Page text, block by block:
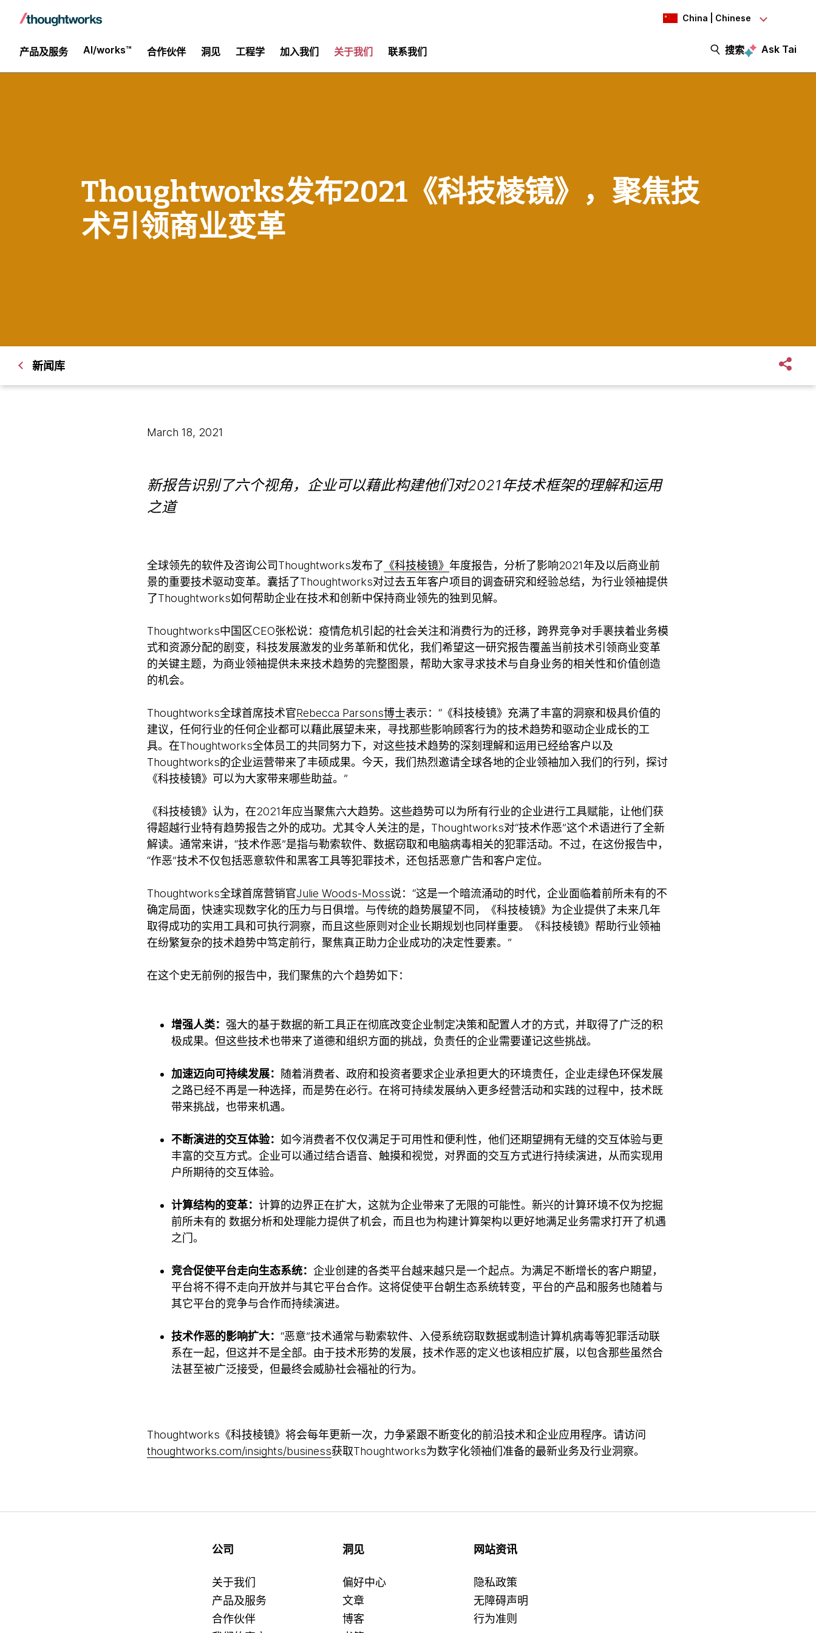
China | Chinese
产品及服务 AI/works™ 合作伙伴 洞见 工程学 加入我们 关于我们 联系我们 搜索 Ask Tai
Thoughtworks发布2021《科技棱镜》，聚焦技
术引领商业变革
新闻库
March 18, 2021
新报告识别了六个视角，企业可以藉此构建他们对2021年技术框架的理解和运用
之道
全球领先的软件及咨询公司Thoughtworks发布了 《科技棱镜》 年度报告，分析了影响2021年及以后商业前
景的重要技术驱动变革。囊括了Thoughtworks对过去五年客户项目的调查研究和经验总结，为行业领袖提供
了Thoughtworks如何帮助企业在技术和创新中保持商业领先的独到见解。
Thoughtworks中国区CEO张松说：疫情危机引起的社会关注和消费行为的迁移，跨界竞争对手裹挟着业务模
式和资源分配的剧变，科技发展激发的业务革新和优化，我们希望这一研究报告覆盖当前技术引领商业变革
的关键主题，为商业领袖提供未来技术趋势的完整图景，帮助大家寻求技术与自身业务的相关性和价值创造
的机会。
Thoughtworks全球首席技术官Rebecca Parsons博士表示：“《科技棱镜》充满了丰富的洞察和极具价值的
建议，任何行业的任何企业都可以藉此展望未来，寻找那些影响顾客行为的技术趋势和驱动企业成长的工
具。在Thoughtworks全体员工的共同努力下，对这些技术趋势的深刻理解和运用已经给客户以及
Thoughtworks的企业运营带来了丰硕成果。今天，我们热烈邀请全球各地的企业领袖加入我们的行列，探讨
《科技棱镜》可以为大家带来哪些助益。”
《科技棱镜》认为，在2021年应当聚焦六大趋势。这些趋势可以为所有行业的企业进行工具赋能，让他们获
得超越行业特有趋势报告之外的成功。尤其令人关注的是，Thoughtworks对“技术作恶”这个术语进行了全新
解读。通常来讲，“技术作恶”是指与勒索软件、数据窃取和电脑病毒相关的犯罪活动。不过，在这份报告中，
“作恶”技术不仅包括恶意软件和黑客工具等犯罪技术，还包括恶意广告和客户定位。
Thoughtworks全球首席营销官Julie Woods-Moss说：“这是一个暗流涌动的时代，企业面临着前所未有的不
确定局面，快速实现数字化的压力与日俱增。与传统的趋势展望不同，《科技棱镜》为企业提供了未来几年
取得成功的实用工具和可执行洞察，而且这些原则对企业长期规划也同样重要。《科技棱镜》帮助行业领袖
在纷繁复杂的技术趋势中笃定前行，聚焦真正助力企业成功的决定性要素。”
在这个史无前例的报告中，我们聚焦的六个趋势如下：
增强人类： 强大的基于数据的新工具正在彻底改变企业制定决策和配置人才的方式，并取得了广泛的积
极成果。但这些技术也带来了道德和组织方面的挑战，负责任的企业需要谨记这些挑战。
加速迈向可持续发展：
随着消费者、政府和投资者要求企业承担更大的环境责任，企业走绿色环保发展
之路已经不再是一种选择，而是势在必行。在将可持续发展纳入更多经营活动和实践的过程中，技术既
带来挑战，也带来机遇。
不断演进的交互体验： 如今消费者不仅仅满足于可用性和便利性，他们还期望拥有无缝的交互体验与更
丰富的交互方式。企业可以通过结合语音、触摸和视觉，对界面的交互方式进行持续演进，从而实现用
户所期待的交互体验。
计算结构的变革： 计算的边界正在扩大，这就为企业带来了无限的可能性。新兴的计算环境不仅为挖掘
前所未有的 数据分析和处理能力提供了机会，而且也为构建计算架构以更好地满足业务需求打开了机遇
之门。
竞合促使平台走向生态系统： 企业创建的各类平台越来越只是一个起点。为满足不断增长的客户期望，
平台将不得不走向开放并与其它平台合作。这将促使平台朝生态系统转变，平台的产品和服务也随着与
其它平台的竞争与合作而持续演进。
技术作恶的影响扩大： “恶意”技术通常与勒索软件、入侵系统窃取数据或制造计算机病毒等犯罪活动联
系在一起，但这并不是全部。由于技术形势的发展，技术作恶的定义也该相应扩展，以包含那些虽然合
法甚至被广泛接受，但最终会威胁社会福祉的行为。
Thoughtworks《科技棱镜》将会每年更新一次，力争紧跟不断变化的前沿技术和企业应用程序。请访问
thoughtworks.com/insights/business获取Thoughtworks为数字化领袖们准备的最新业务及行业洞察。
公司
关于我们
产品及服务
合作伙伴
洞见
偏好中心
文章
博客
网站资讯
隐私政策
无障碍声明
行为准则